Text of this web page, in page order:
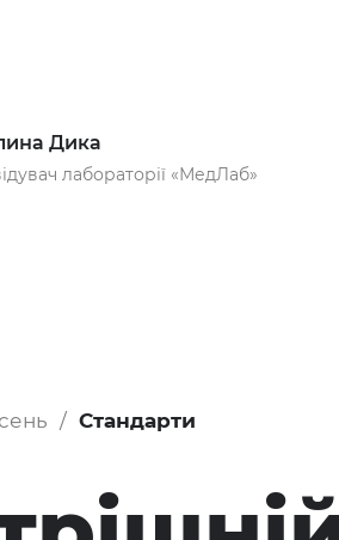
Дика
лабораторії «МедЛаб»
Стандарти